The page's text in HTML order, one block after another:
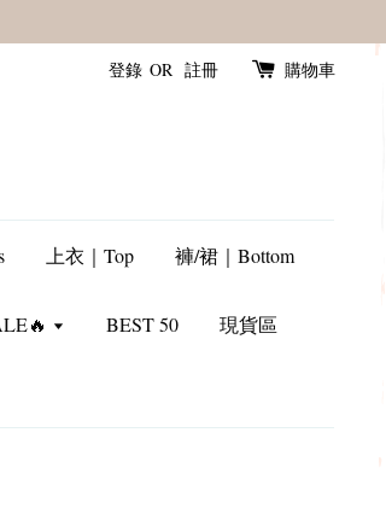
登錄 OR 註冊 購物車
上衣｜Top 褲/裙｜Bottom
BEST 50 現貨區